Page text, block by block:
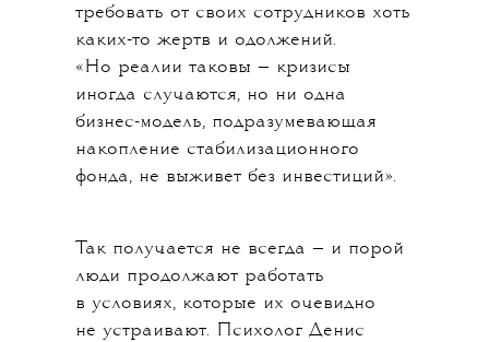
требовать от своих сотрудников хоть
каких-то жертв и одолжений.
«Но реалии таковы — кризисы
иногда случаются, но ни одна
бизнес-модель, подразумевающая
накопление стабилизационного
фонда, не выживет без инвестиций».
Так получается не всегда — и порой
люди продолжают работать
в условиях, которые их очевидно
не устраивают. Психолог Денис